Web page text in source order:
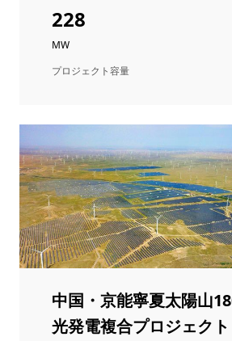
228
MW
プロジェクト容量
中国・京能寧夏太陽山
光発電複合プロジェクト